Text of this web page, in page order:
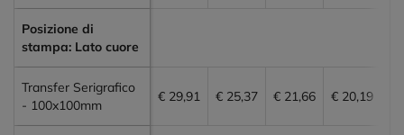
Posizione di
stampa: Lato cuore
Transfer Serigrafico
- 100x100mm
€ 29,91 € 25,37 € 21,66 € 20,19